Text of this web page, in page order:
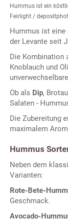
Hummus ist ein
Feirlight /
Hummus ist eine
der Levante seit
Die Kombination
Knoblauch und
Ob als Dip,
Salaten -
Die Zubereitung
maximalem
Hummus
Neben dem
Varianten:
Rote-Bete-
Geschmack.
Avocado-